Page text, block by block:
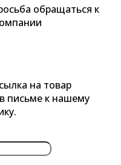
обращаться к
на товар
письме к нашему